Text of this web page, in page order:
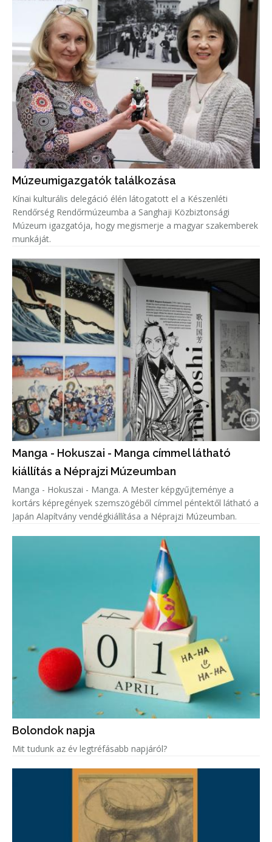
Múzeumigazgatók találkozása
Kínai kulturális delegáció élén látogatott el a Készenléti
Rendőrség Rendőrmúzeumba a Sanghaji Közbiztonsági
Múzeum igazgatója, hogy megismerje a magyar szakemberek
munkáját.
Manga - Hokuszai - Manga címmel látható
kiállítás a Néprajzi Múzeumban
Manga - Hokuszai - Manga. A Mester képgyűjteménye a
kortárs képregények szemszögéből címmel péntektől látható a
Japán Alapítvány vendégkiállítása a Néprajzi Múzeumban.
Bolondok napja
Mit tudunk az év legtréfásabb napjáról?